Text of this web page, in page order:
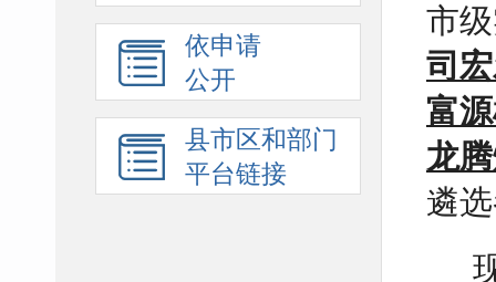
依申请
公开
县市区和部门
平台链接
市
司
富
龙
遴